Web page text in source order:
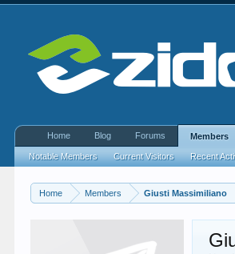
Home Members Giusti Massimiliano
Home Blog Forums Members
Notable Members Current Visitors Recent